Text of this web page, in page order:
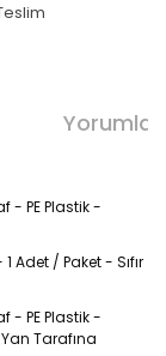
Yorumlar
- PE Plastik -
Adet / Paket - Sıfır
- PE Plastik -
Tarafına